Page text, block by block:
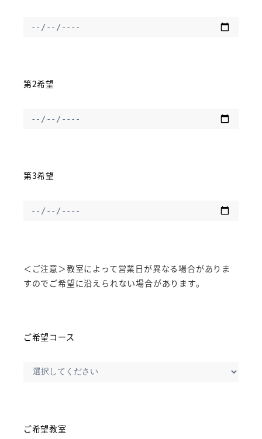
第2希望
第3希望
＜ご注意＞教室によって営業日が異なる場合がありま
すのでご希望に沿えられない場合があります。
ご希望コース
ご希望教室